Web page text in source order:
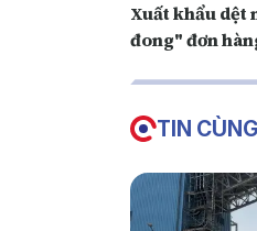
Xuất khẩu dệt
đong" đơn
TIN